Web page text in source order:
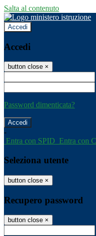
Salta al contenuto
Accedi
Accedi
button close ×
Password dimenticata?
-
Entra con SPID Entra con
Seleziona utente
button close ×
Recupero password
button close ×